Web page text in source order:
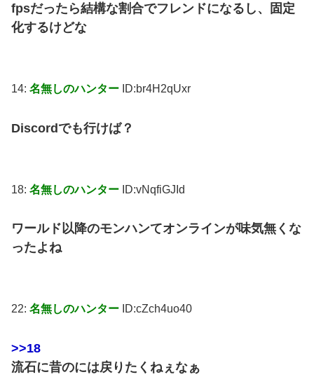
fpsだったら結構な割合でフレンドになるし、固定
化するけどな
14: 名無しのハンター ID:br4H2qUxr
Discordでも行けば？
18: 名無しのハンター ID:vNqfiGJId
ワールド以降のモンハンてオンラインが味気無くな
ったよね
22: 名無しのハンター ID:cZch4uo40
>>18
流石に昔のには戻りたくねぇなぁ